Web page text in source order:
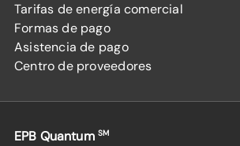
Tarifas de energía comercial
Formas de pago
Asistencia de pago
Centro de proveedores
EPB Quantum SM